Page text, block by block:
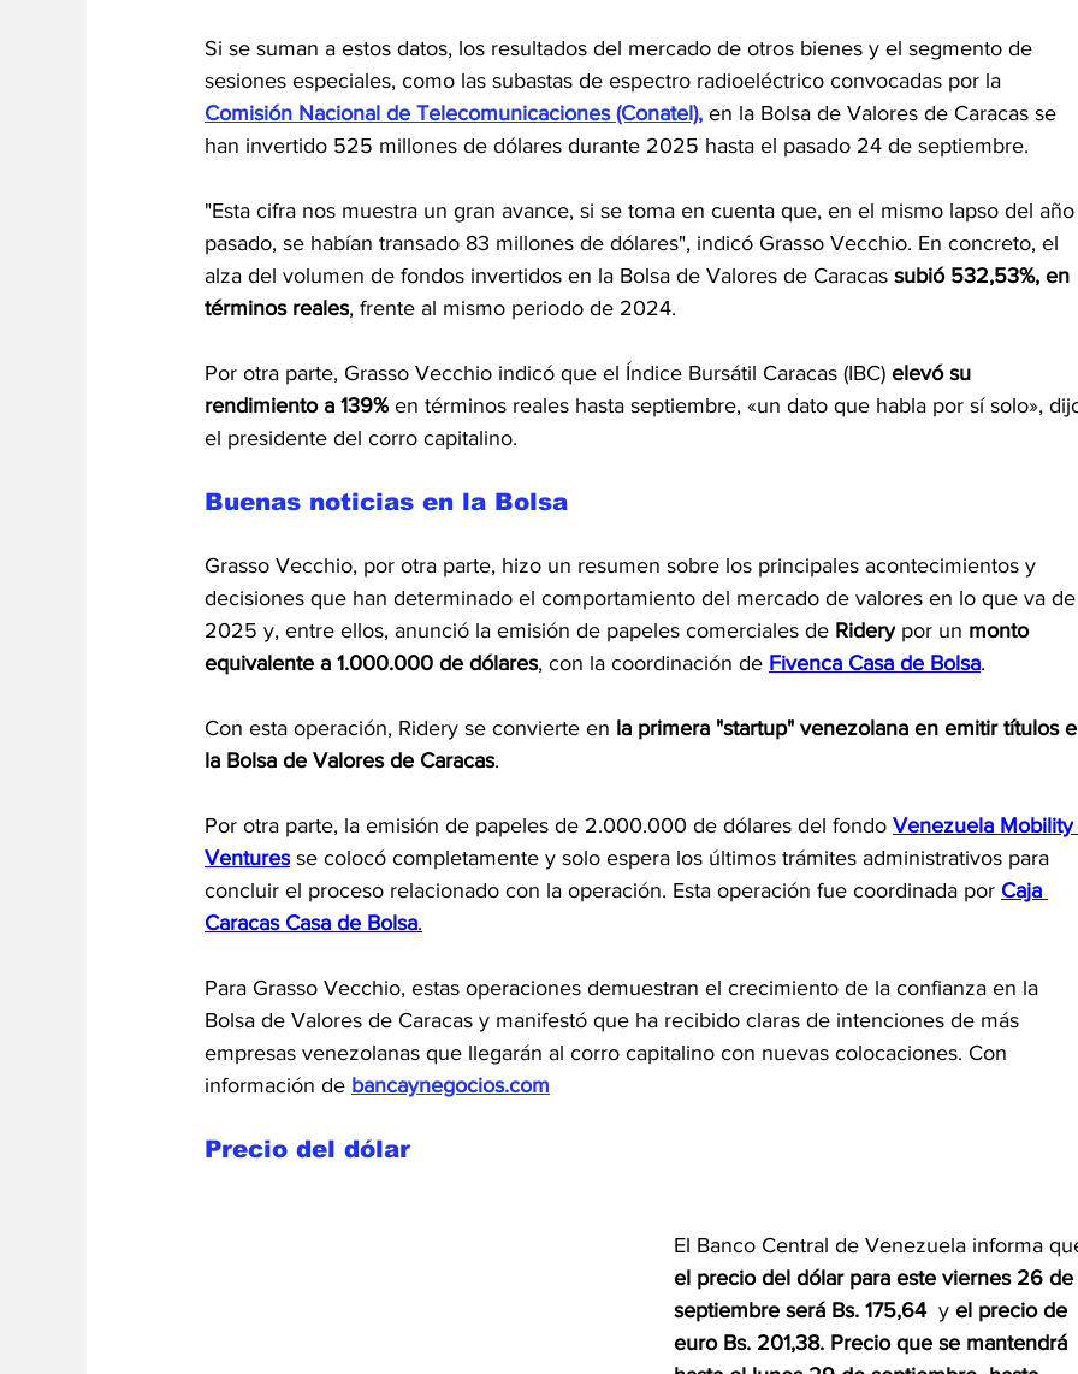
Si se suman a estos datos, los resultados del mercado de otros bienes y el segmento de
sesiones especiales, como las subastas de espectro radioeléctrico convocadas por la
Comisión Nacional de Telecomunicaciones (Conatel), en la Bolsa de Valores de Caracas se
han invertido 525 millones de dólares durante 2025 hasta el pasado 24 de septiembre.
"Esta cifra nos muestra un gran avance, si se toma en cuenta que, en el mismo lapso del
pasado, se habían transado 83 millones de dólares", indicó Grasso Vecchio. En concreto, el
alza del volumen de fondos invertidos en la Bolsa de Valores de Caracas subió 532,53%, en
términos reales, frente al mismo periodo de 2024.
Por otra parte, Grasso Vecchio indicó que el Índice Bursátil Caracas (IBC) elevó su
rendimiento a 139% en términos reales hasta septiembre, «un dato que habla por sí solo»,
el presidente del corro capitalino.
Buenas noticias en la Bolsa
Grasso Vecchio, por otra parte, hizo un resumen sobre los principales acontecimientos y
decisiones que han determinado el comportamiento del mercado de valores en lo que va
2025 y, entre ellos, anunció la emisión de papeles comerciales de Ridery por un monto
equivalente a 1.000.000 de dólares, con la coordinación de Fivenca Casa de Bolsa.
Con esta operación, Ridery se convierte en la primera "startup" venezolana en emitir títulos
la Bolsa de Valores de Caracas.
Por otra parte, la emisión de papeles de 2.000.000 de dólares del fondo Venezuela Mobility
Ventures se colocó completamente y solo espera los últimos trámites administrativos para
concluir el proceso relacionado con la operación. Esta operación fue coordinada por Caja
Caracas Casa de Bolsa.
Para Grasso Vecchio, estas operaciones demuestran el crecimiento de la confianza en la
Bolsa de Valores de Caracas y manifestó que ha recibido claras de intenciones de más
empresas venezolanas que llegarán al corro capitalino con nuevas colocaciones. Con
información de bancaynegocios.com
Precio del dólar
El Banco Central de Venezuela informa
el precio del dólar para este viernes 26 de
septiembre será Bs. 175,64 y el precio de
euro Bs. 201,38. Precio que se mantendrá